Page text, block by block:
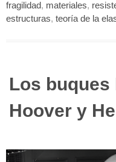
fragilidad, materiales,
estructuras, teoría de la
Los buques
Hoover y